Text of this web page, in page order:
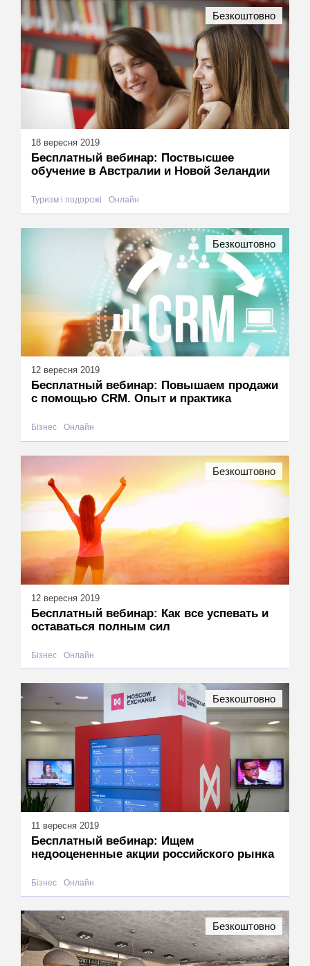
18 вересня 2019
Бесплатный вебинар: Поствысшее
обучение в Австралии и Новой Зеландии
Туризм і подорожі Онлайн
Безкоштовно
12 вересня 2019
Бесплатный вебинар: Повышаем продажи
с помощью CRM. Опыт и практика
Бізнес Онлайн
Безкоштовно
12 вересня 2019
Бесплатный вебинар: Как все успевать и
оставаться полным сил
Бізнес Онлайн
Безкоштовно
11 вересня 2019
Бесплатный вебинар: Ищем
недооцененные акции российского рынка
Бізнес Онлайн
Безкоштовно
Безкоштовно